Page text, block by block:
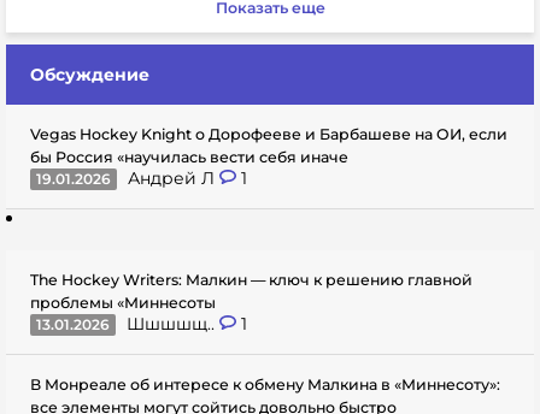
Показать еще
Обсуждение
Vegas Hockey Knight о Дорофееве и Барбашеве на ОИ, если
бы Россия «научилась вести себя иначе
19.01.2026
Андрей Л 1
The Hockey Writers: Малкин — ключ к решению главной
проблемы «Миннесоты
13.01.2026
Шшшшщ.. 1
В Монреале об интересе к обмену Малкина в «Миннесоту»:
все элементы могут сойтись довольно быстро